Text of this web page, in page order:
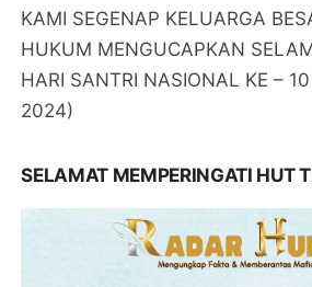
KAMI SEGENAP KELUARGA
HUKUM MENGUCAPKAN
HARI SANTRI NASIONAL KE –
2024)
SELAMAT MEMPERINGATI HUT